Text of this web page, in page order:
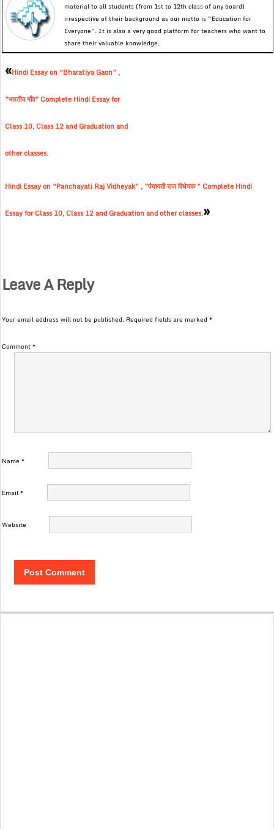
material to all students (from 1st to 12th class of any board)
irrespective of their background as our motto is “Education for
Everyone”. It is also a very good platform for teachers who want to
share their valuable knowledge.
«Hindi Essay on “Bharatiya Gaon” ,
”भारतीय गाँव” Complete Hindi Essay for
Class 10, Class 12 and Graduation and
other classes.
Hindi Essay on “Panchayati Raj Vidheyak” , ”पंचायती राज विधेयक ” Complete Hindi
Essay for Class 10, Class 12 and Graduation and other classes.»
Leave A Reply
Your email address will not be published. Required fields are marked*
Comment*
Name*
Email*
Website